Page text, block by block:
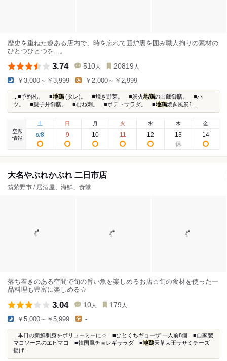
歴史を重ねた趣ある店内で、時を忘れて囲炉裏を囲み職人拘りの素材の
ひとつひとつを...。
3.74 510 人 20819 人
￥3,000～￥3,999 ￥2,000～￥2,999
...■予約札。 ■地鶏 (タレ)。 ■焼き野菜。 ■炭火地鶏の山蔵御膳。 ■ハ
ツ。 ■親子丼御膳。 ■むね刺。 ■ポテトサラダ。 ■地鶏焼き風景1...
空席
情報
土
8/8
日
9
月
10
火
11
水
12
木
13
金
14
大名やぶれかぶれ 二日市店
筑紫野市 / 居酒屋、海鮮、食堂
落ち着きのある空間で旬の旨い魚を楽しめるお店☆旬の食材を使った一
品料理も豊富に楽しめる☆
3.04 10 人 179 人
￥5,000～￥5,999 -
...本日の新鮮刺身をボリューミーに☆ ■ひとくちギョーザ 一人前8個 ■自家製
マヨソースのエビマヨ ■韓国風チョレギサラダ ■地鶏天草大王ササミチーズ
揚げ...